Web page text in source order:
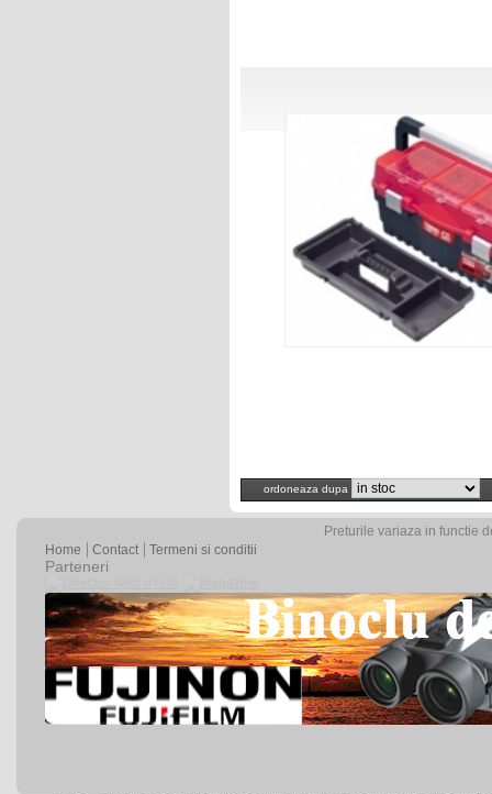
ordoneaza dupa
Preturile variaza in functie
Home
Contact Termeni si conditii
Parteneri